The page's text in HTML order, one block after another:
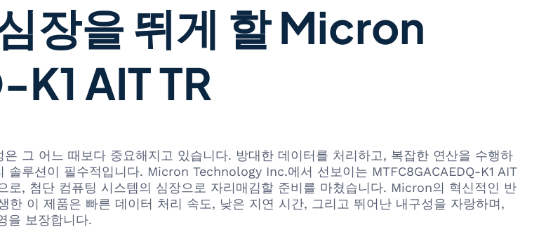
장을 뛰게 할 Micron
AIT TR
그 어느 때보다 중요해지고 있습니다. 방대한 데이터를 처리하고, 복잡한 연산을 수행하
루션이 필수적입니다. Micron Technology Inc.에서 선보이는 MTFC8GACAEDQ-K1 AIT
, 첨단 컴퓨팅 시스템의 심장으로 자리매김할 준비를 마쳤습니다. Micron의 혁신적인 반
이 제품은 빠른 데이터 처리 속도, 낮은 지연 시간, 그리고 뛰어난 내구성을 자랑하며,
을 보장합니다.